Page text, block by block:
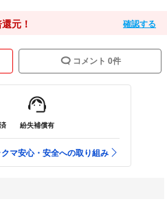
元！ 確認する
コメント 0件
紛失補償有
マ安心・安全への取り組み